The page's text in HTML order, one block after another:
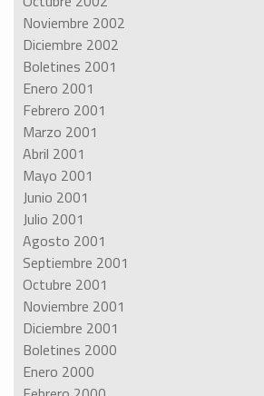
Noviembre 2002
Diciembre 2002
Boletines 2001
Enero 2001
Febrero 2001
Marzo 2001
Abril 2001
Mayo 2001
Junio 2001
Julio 2001
Agosto 2001
Septiembre 2001
Octubre 2001
Noviembre 2001
Diciembre 2001
Boletines 2000
Enero 2000